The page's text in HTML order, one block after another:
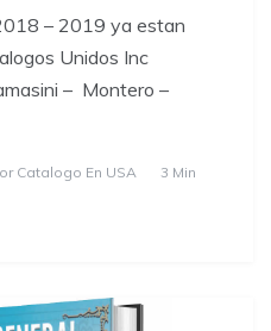
– 2019 ya estan
Unidos Inc
– Montero –
Catalogo En USA
3 Min